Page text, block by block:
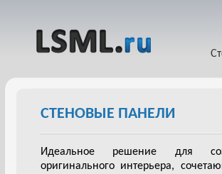
СТЕНОВЫЕ ПАНЕЛИ
Идеальное решение для
оригинального интерьера,